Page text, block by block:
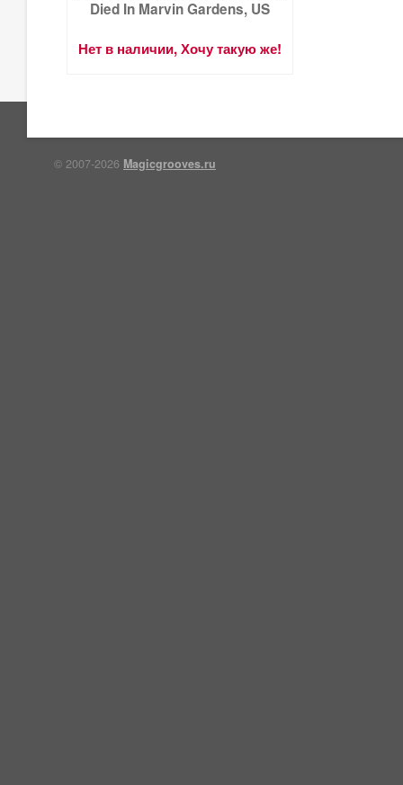
Died In Marvin Gardens, US
Нет в наличии, Хочу такую же!
© 2007-2026 Magicgrooves.ru